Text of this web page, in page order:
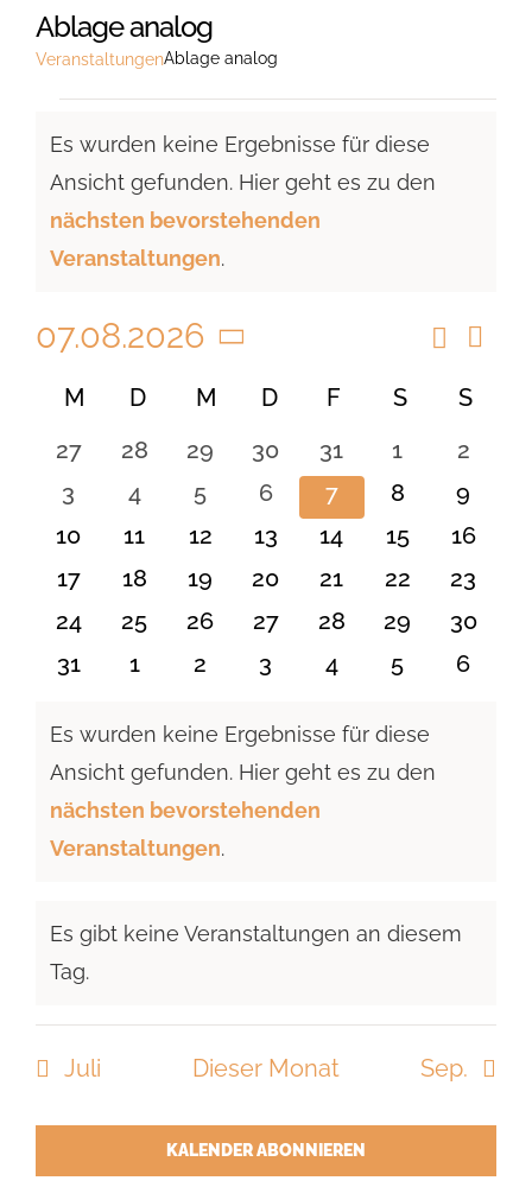
Ablage analog
VeranstaltungenAblage analog
Hinweis
Es wurden keine Ergebnisse für diese
Ansicht gefunden. Hier geht es zu den
nächsten bevorstehenden
Veranstaltungen.
Suche
Suche
Monat
07.08.2026
Datum
wählen.
Kalender
von
Veranstaltungen
M MONTAG
D DIENSTAG
M MITTWOCH
D DONNERSTAG
F FREITAG
SSAMSTAG
S
0
Veranstaltungen
27
0
Veranstaltungen
28
0
Veranstaltungen
29
0
Veranstaltungen
30
0
Veranstaltungen
31
0
1
0
2
0
Veranstaltungen
3
0
Veranstaltungen
4
0
Veranstaltungen
5
0
Veranstaltungen
6
0
Veranstaltungen
7
0
8
0
9
0
Veranstaltungen
10
0
Veranstaltungen
11
0
Veranstaltungen
12
0
Veranstaltungen
13
0
Veranstaltungen
14
0
15
0
16
0
Veranstaltungen
17
0
Veranstaltungen
18
0
Veranstaltungen
19
0
Veranstaltungen
20
0
Veranstaltungen
21
0
22
0
23
0
Veranstaltungen
24
0
Veranstaltungen
25
0
Veranstaltungen
26
0
Veranstaltungen
27
0
Veranstaltungen
28
0
29
0
30
0
31
0
1
0
2
0
3
0
4
0
5
0
6
Hinweis
Es wurden keine Ergebnisse für diese
Ansicht gefunden. Hier geht es zu den
nächsten bevorstehenden
Veranstaltungen.
Hinweis
Es gibt keine Veranstaltungen an diesem
Tag.
Juli Dieser Monat Sep.
KALENDER ABONNIEREN